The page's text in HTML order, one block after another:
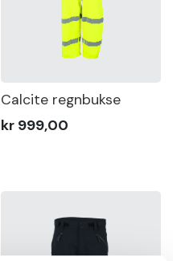
Calcite regnbukse
kr 999,00